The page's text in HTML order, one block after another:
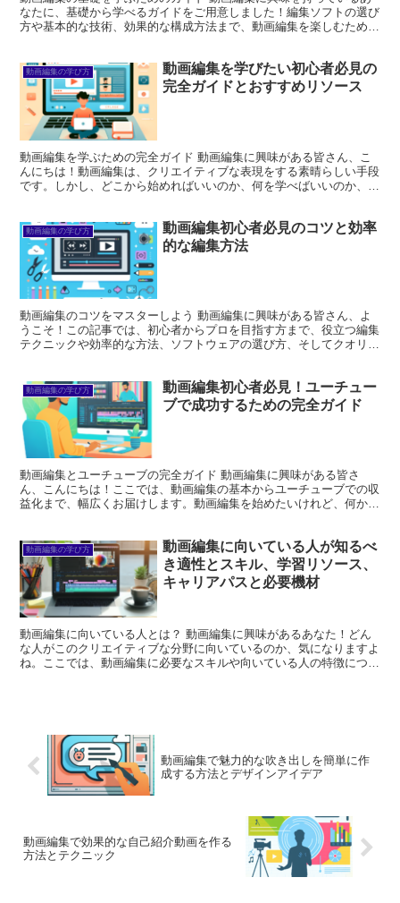
なたに、基礎から学べるガイドをご用意しました！編集ソフトの選び
方や基本的な技術、効果的な構成方法まで、動画編集を楽しむための
動画編集の学び方
動画編集を学びたい初心者必見の
完全ガイドとおすすめリソース
動画編集を学ぶための完全ガイド 動画編集に興味がある皆さん、こ
んにちは！動画編集は、クリエイティブな表現をする素晴らしい手段
です。しかし、どこから始めればいいのか、何を学べばいいのか、悩
動画編集の学び方
動画編集初心者必見のコツと効率
的な編集方法
動画編集のコツをマスターしよう 動画編集に興味がある皆さん、よ
うこそ！この記事では、初心者からプロを目指す方まで、役立つ編集
テクニックや効率的な方法、ソフトウェアの選び方、そしてクオリテ
動画編集の学び方
動画編集初心者必見！ユーチュー
ブで成功するための完全ガイド
動画編集とユーチューブの完全ガイド 動画編集に興味がある皆さ
ん、こんにちは！ここでは、動画編集の基本からユーチューブでの収
益化まで、幅広くお届けします。動画編集を始めたいけれど、何から
動画編集の学び方
動画編集に向いている人が知るべ
き適性とスキル、学習リソース、
キャリアパスと必要機材
動画編集に向いている人とは？ 動画編集に興味があるあなた！どん
な人がこのクリエイティブな分野に向いているのか、気になりますよ
ね。ここでは、動画編集に必要なスキルや向いている人の特徴につい
動画編集で魅力的な吹き出しを簡単に作
成する方法とデザインアイデア
動画編集で効果的な自己紹介動画を作る
方法とテクニック